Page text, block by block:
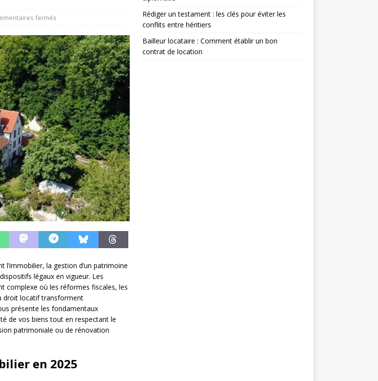
fermés
l’immobilier, la gestion d’un patrimoine
légaux en vigueur. Les
complexe où les réformes fiscales, les
droit locatif transforment
présente les fondamentaux
de vos biens tout en respectant le
patrimoniale ou de rénovation
en 2025
Rédiger un testament : les clés pour éviter les
conflits entre héritiers
Bailleur locataire : Comment établir un bon
contrat de location